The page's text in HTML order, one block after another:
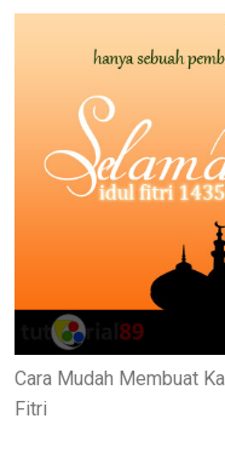
Cara Mudah Membuat
Fitri